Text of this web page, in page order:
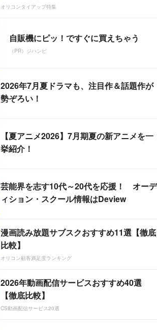
オリコンタイアップ特集
自販機にピッ！ですぐに買えちゃう
（PR）ジハンピ
2026年7月夏ドラマも、注目作＆話題作が
勢ぞろい！
【夏アニメ2026】7月期夏の新アニメを一
挙紹介！
芸能界を志す10代～20代を応援！ オーデ
ィション・スクール情報はDeview
漫画読み放題サブスクおすすめ11選【徹底
比較】
オリコン顧客満足度ランキング
2026年動画配信サービスおすすめ40選
【徹底比較】
CS動画配信サービス20選